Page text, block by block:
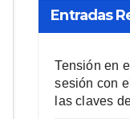
Entradas
Tensión en
sesión con
las claves